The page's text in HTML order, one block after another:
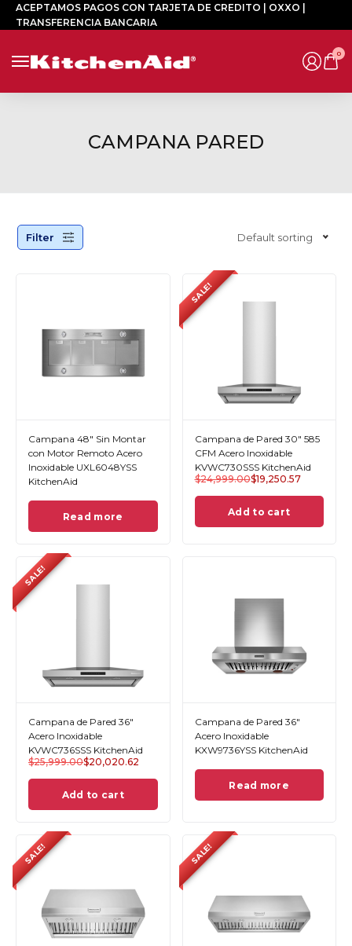
ACEPTAMOS PAGOS CON TARJETA DE CREDITO | OXXO |
TRANSFERENCIA BANCARIA
0
CAMPANA PARED
Filter Default sorting
Campana 48" Sin Montar
con Motor Remoto Acero
Inoxidable UXL6048YSS
KitchenAid
Read more
SALE!
Campana de Pared 30" 585
CFM Acero Inoxidable
KVWC730SSS KitchenAid
$24,999.00$19,250.57
Add to cart
SALE!
Campana de Pared 36"
Acero Inoxidable
KVWC736SSS KitchenAid
$25,999.00$20,020.62
Add to cart
Campana de Pared 36"
Acero Inoxidable
KXW9736YSS KitchenAid
Read more
SALE! SALE!